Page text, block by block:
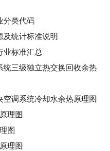
分类代码
及统计标准说明
业标准汇总
统三级独立热交换回收余热
调系统冷却水余热原理图
理图
图
理图